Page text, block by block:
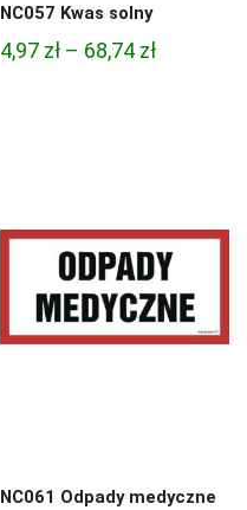
NC057 Kwas solny
4,97 zł – 68,74 złZakres
NC061 Odpady medyczne